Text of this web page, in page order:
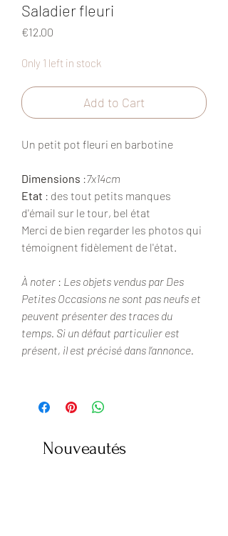
Saladier fleuri
€12.00
Only 1 left in stock
Add to Cart
Un petit pot fleuri en barbotine
Dimensions :7x14cm
Etat : des tout petits manques
d'émail sur le tour, bel état
Merci de bien regarder les photos qui
témoignent fidèlement de l'état.
À noter : Les objets vendus par Des
Petites Occasions ne sont pas neufs et
peuvent présenter des traces du
temps. Si un défaut particulier est
présent, il est précisé dans l’annonce.
Nouveautés